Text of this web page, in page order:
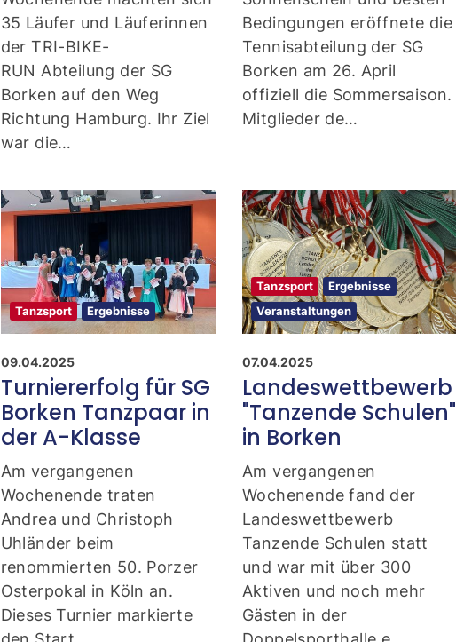
35 Läufer und Läuferinnen
der TRI-BIKE-
RUN Abteilung der SG
Borken auf den Weg
Richtung Hamburg. Ihr Ziel
war die…
Bedingungen eröffnete die
Tennisabteilung der SG
Borken am 26. April
offiziell die Sommersaison.
Mitglieder de…
Tanzsport Ergebnisse
09.04.2025
Turniererfolg für SG
Borken Tanzpaar in
der A-Klasse
Am vergangenen
Wochenende traten
Andrea und Christoph
Uhländer beim
renommierten 50. Porzer
Osterpokal in Köln an.
Dieses Turnier markierte
Tanzsport
Ergebnisse
Veranstaltungen
07.04.2025
Landeswettbewerb
"Tanzende Schulen"
in Borken
Am vergangenen
Wochenende fand der
Landeswettbewerb
Tanzende Schulen statt
und war mit über 300
Aktiven und noch mehr
Gästen in der